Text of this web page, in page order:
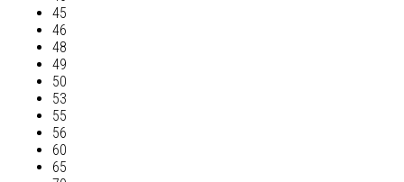
45
46
48
49
50
53
55
56
60
65